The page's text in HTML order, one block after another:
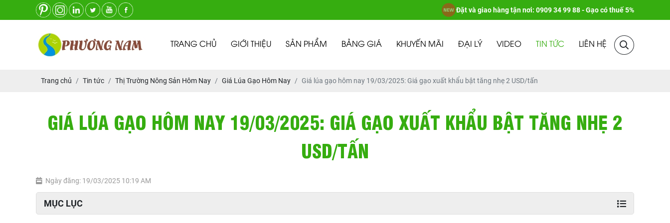
Đặt và giao hàng tận nơi: 0909 34 99 88 - Gạo có thuế 5%
TRANG CHỦ GIỚI THIỆU SẢN PHẨM BẢNG GIÁ KHUYẾN MÃI ĐẠI LÝ VIDEO TIN TỨC LIÊN HỆ
Trang chủ Tin tức Thị Trường Nông Sản Hôm Nay Giá Lúa Gạo Hôm Nay Giá lúa gạo hôm nay 19/03/2025: Giá gạo xuất khẩu bật tăng nhẹ 2 USD/tấn
GIÁ LÚA GẠO HÔM NAY 19/03/2025: GIÁ GẠO XUẤT KHẨU BẬT TĂNG NHẸ 2
USD/TẤN
Ngày đăng: 19/03/2025 10:19 AM
MỤC LỤC